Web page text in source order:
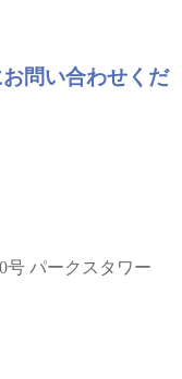
問い合わせくだ
号 パークスタワー